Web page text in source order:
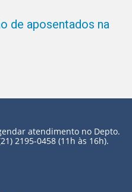
de aposentados na
atendimento no Depto.
2195-0458 (11h às 16h).